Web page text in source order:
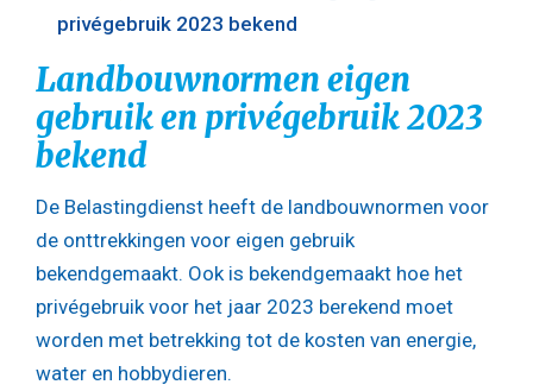
privégebruik 2023 bekend
Landbouwnormen eigen
gebruik en privégebruik 2023
bekend
De Belastingdienst heeft de landbouwnormen voor
de onttrekkingen voor eigen gebruik
bekendgemaakt. Ook is bekendgemaakt hoe het
privégebruik voor het jaar 2023 berekend moet
worden met betrekking tot de kosten van energie,
water en hobbydieren.